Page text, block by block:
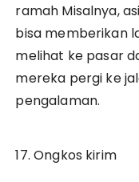
ramah Misalnya,
bisa memberikan
melihat ke pasar
mereka pergi ke
pengalaman.
17. Ongkos kirim